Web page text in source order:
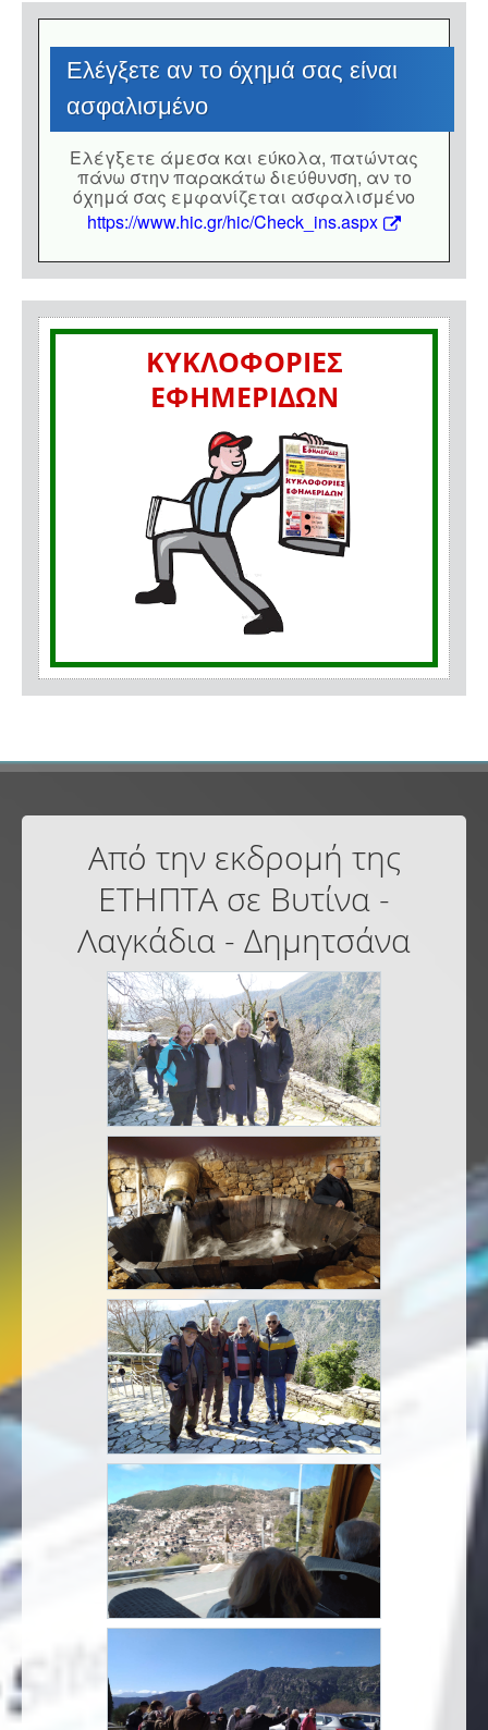
Eλέγξετε αν το όχημά σας είναι
ασφαλισμένο
Eλέγξετε άμεσα και εύκολα, πατώντας
πάνω στην παρακάτω διεύθυνση, αν το
όχημά σας εμφανίζεται ασφαλισμένο
https://www.hic.gr/hic/Check_ins.aspx
ΚΥΚΛΟΦΟΡΙΕΣ
ΕΦΗΜΕΡΙΔΩΝ
Από την εκδρομή της
ΕΤΗΠΤΑ σε Βυτίνα -
Λαγκάδια - Δημητσάνα